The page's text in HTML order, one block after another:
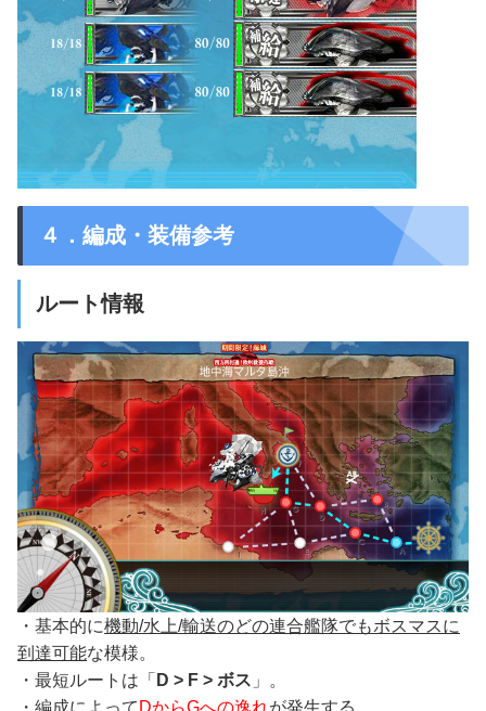
４．編成・装備参考
ルート情報
・基本的に機動/水上/輸送のどの連合艦隊でもボスマスに
到達可能な模様。
・最短ルートは「 D > F > ボス 」。
・編成によって DからGへの逸れ が発生する